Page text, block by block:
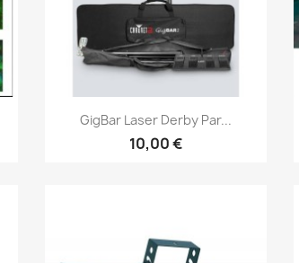
Vorschau
GigBar Laser Derby Par...
10,00 €